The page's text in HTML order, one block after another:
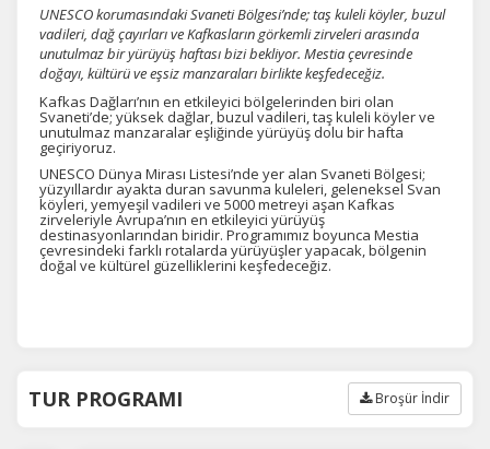
UNESCO korumasındaki Svaneti Bölgesi’nde; taş kuleli köyler, buzul
vadileri, dağ çayırları ve Kafkasların görkemli zirveleri arasında
unutulmaz bir yürüyüş haftası bizi bekliyor. Mestia çevresinde
doğayı, kültürü ve eşsiz manzaraları birlikte keşfedeceğiz.
Kafkas Dağları’nın en etkileyici bölgelerinden biri olan
Svaneti’de; yüksek dağlar, buzul vadileri, taş kuleli köyler ve
unutulmaz manzaralar eşliğinde yürüyüş dolu bir hafta
geçiriyoruz.
UNESCO Dünya Mirası Listesi’nde yer alan Svaneti Bölgesi;
yüzyıllardır ayakta duran savunma kuleleri, geleneksel Svan
köyleri, yemyeşil vadileri ve 5000 metreyi aşan Kafkas
zirveleriyle Avrupa’nın en etkileyici yürüyüş
destinasyonlarından biridir. Programımız boyunca Mestia
çevresindeki farklı rotalarda yürüyüşler yapacak, bölgenin
doğal ve kültürel güzelliklerini keşfedeceğiz.
TUR PROGRAMI Broşür İndir